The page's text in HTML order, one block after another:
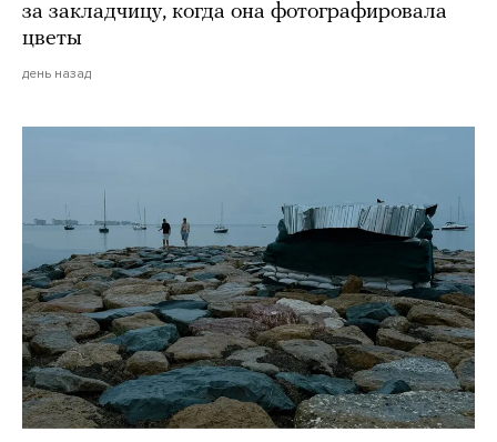
за закладчицу, когда она фотографировала
цветы
день назад